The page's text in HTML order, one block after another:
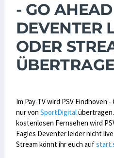
- GO
DEVENTER
ODER
Im Pay-TV wird PSV Eindhoven
nur von SportDigital
kostenlosen Fernsehen wird
Eagles Deventer leider nicht
Stream könnt ihr euch auf